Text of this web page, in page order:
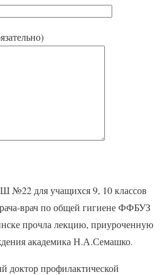
для учащихся 9, 10 классов
врач по общей гигиене ФФБУЗ
прочла лекцию, приуроченную
академика Н.А.Семашко.
профилактической